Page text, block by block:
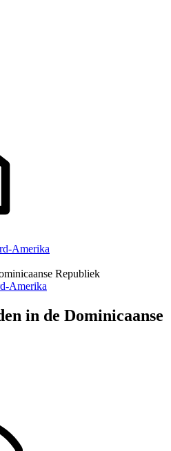
Amerika
Republiek
Amerika
in de Dominicaanse